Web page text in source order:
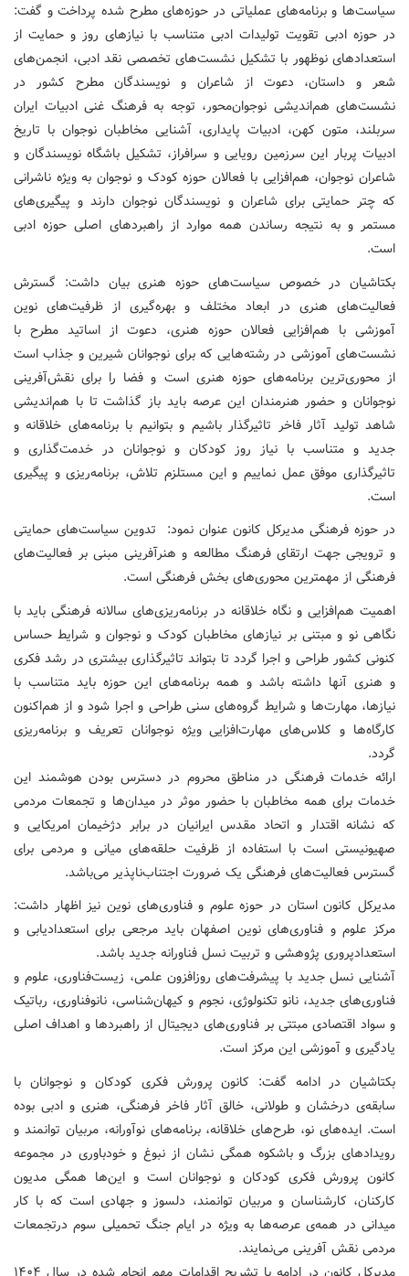
سیاست‌ها و برنامه‌های عملیاتی در حوزه‌های مطرح شده پرداخت و گفت:
در حوزه ادبی تقویت تولیدات ادبی متناسب با نیازهای روز و حمایت از
استعدادهای نوظهور با تشکیل نشست‌های تخصصی نقد ادبی، انجمن‌های
شعر و داستان، دعوت از شاعران و نویسندگان مطرح کشور در
نشست‌های هم‌اندیشی نوجوان‌محور، توجه به فرهنگ غنی ادبیات ایران
سربلند، متون کهن، ادبیات پایداری، آشنایی مخاطبان نوجوان با تاریخ
ادبیات پربار این سرزمین رویایی و سرافراز، تشکیل باشگاه نویسندگان و
شاعران نوجوان، هم‌افزایی با فعالان حوزه کودک و نوجوان به ویژه ناشرانی
که چتر حمایتی برای شاعران و نویسندگان نوجوان دارند و پیگیری‌های
مستمر و به نتیجه رساندن همه موارد از راهبردهای اصلی حوزه ادبی
است‌.
بکتاشیان در خصوص سیاست‌های حوزه هنری بیان داشت: گسترش
فعالیت‌های هنری در ابعاد مختلف و بهره‌گیری از ظرفیت‌های نوین
آموزشی با هم‌افزایی فعالان حوزه هنری، دعوت از اساتید مطرح با
نشست‌های آموزشی در رشته‌هایی که برای نوجوانان شیرین و جذاب است
از محوری‌ترین برنامه‌های حوزه هنری است و فضا را برای نقش‌آفرینی
نوجوانان و حضور هنرمندان این عرصه باید باز گذاشت تا با هم‌اندیشی
شاهد تولید آثار فاخر تاثیرگذار باشیم و بتوانیم با برنامه‌های خلاقانه و
جدید و متناسب با نیاز روز کودکان و نوجوانان در خدمت‌گذاری و
تاثیرگذاری موفق عمل نماییم و این مستلزم تلاش، برنامه‌ریزی و پیگیری
است.
در حوزه فرهنگی مدیرکل کانون عنوان نمود: تدوین سیاست‌های حمایتی
و ترویجی جهت ارتقای فرهنگ مطالعه و هنرآفرینی مبنی بر فعالیت‌های
فرهنگی از مهمترین محوری‌های بخش فرهنگی است.
اهمیت هم‌افزایی و نگاه خلاقانه در برنامه‌ریزی‌های سالانه فرهنگی باید با
نگاهی نو و مبتنی بر نیازهای مخاطبان کودک و نوجوان و شرایط حساس
کنونی کشور طراحی و اجرا گردد تا بتواند تاثیرگذاری بیشتری در رشد فکری
و هنری آنها داشته باشد و همه برنامه‌های این حوزه باید متناسب با
نیازها، مهارت‌ها و شرایط گروه‌های سنی طراحی و اجرا شود و از هم‌اکنون
کارگاه‌ها و کلاس‌های مهارت‌افزایی ویژه نوجوانان تعریف و برنامه‌ریزی
گردد.
ارائه خدمات فرهنگی در مناطق محروم در دسترس بودن هوشمند این
خدمات برای همه مخاطبان با حضور موثر در میدان‌ها و تجمعات مردمی
که نشانه اقتدار و اتحاد مقدس ایرانیان در برابر دژخیمان امریکایی و
صهیونیستی است با استفاده از ظرفیت حلقه‌های میانی و مردمی برای
گسترس فعالیت‌های فرهنگی یک ضرورت اجتناب‌ناپذیر می‌باشد.
مدیرکل کانون استان در حوزه علوم و فناوری‌های نوین نیز اظهار داشت:
مرکز علوم و فناوری‌های نوین اصفهان باید مرجعی برای استعدادیابی و
استعدادپروری پژوهشی و تربیت نسل فناورانه جدید باشد.
آشنایی نسل جدید با پیشرفت‌های روزافزون علمی، زیست‌فناوری، علوم و
فناوری‌های جدید، نانو تکنولوژی، نجوم و کیهان‌شناسی، نانوفناوری، رباتیک
و سواد اقتصادی مبتتی بر فناوری‌های دیجیتال از راهبردها و اهداف اصلی
یادگیری و آموزشی این مرکز است.
بکتاشیان در ادامه گفت: کانون پرورش فکری کودکان و نوجوانان با
سابقه‌ی درخشان و طولانی، خالق آثار فاخر فرهنگی، هنری و ادبی بوده
است. ایده‌های نو، طرح‌های خلاقانه، برنامه‌های نوآورانه، مربیان توانمند و
رویدادهای بزرگ و باشکوه همگی نشان از نبوغ و خودباوری در مجموعه
کانون پرورش فکری کودکان و نوجوانان است و این‌ها همگی مدیون
کارکنان، کارشناسان و مربیان توانمند، دلسوز و جهادی است که با کار
میدانی در همه‌ی عرصه‌ها به ویژه در ایام جنگ تحمیلی سوم درتجمعات
مردمی نقش آفرینی می‌نمایند.